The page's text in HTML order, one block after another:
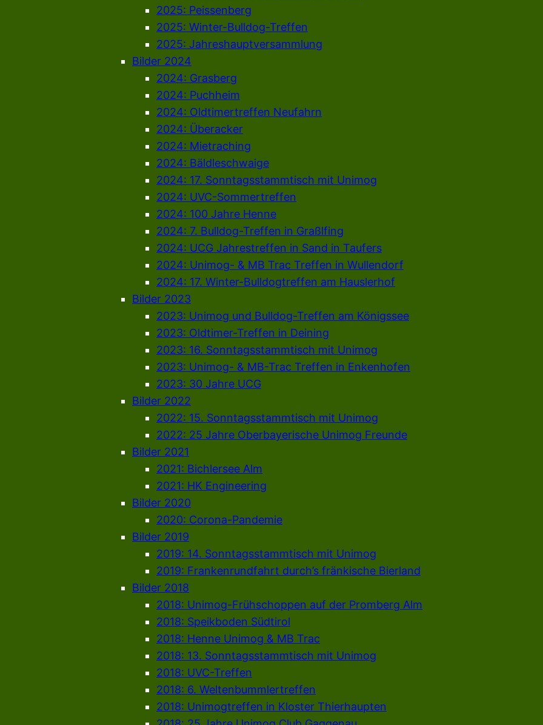
2025: Peissenberg
2025: Winter-Bulldog-Treffen
2025: Jahreshauptversammlung
Bilder 2024
2024: Grasberg
2024: Puchheim
2024: Oldtimertreffen Neufahrn
2024: Überacker
2024: Mietraching
2024: Bäldleschwaige
2024: 17. Sonntagsstammtisch mit Unimog
2024: UVC-Sommertreffen
2024: 100 Jahre Henne
2024: 7. Bulldog-Treffen in Graßlfing
2024: UCG Jahrestreffen in Sand in Taufers
2024: Unimog- & MB Trac Treffen in Wullendorf
2024: 17. Winter-Bulldogtreffen am Hauslerhof
Bilder 2023
2023: Unimog und Bulldog-Treffen am Königssee
2023: Oldtimer-Treffen in Deining
2023: 16. Sonntagsstammtisch mit Unimog
2023: Unimog- & MB-Trac Treffen in Enkenhofen
2023: 30 Jahre UCG
Bilder 2022
2022: 15. Sonntagsstammtisch mit Unimog
2022: 25 Jahre Oberbayerische Unimog Freunde
Bilder 2021
2021: Bichlersee Alm
2021: HK Engineering
Bilder 2020
2020: Corona-Pandemie
Bilder 2019
2019: 14. Sonntagsstammtisch mit Unimog
2019: Frankenrundfahrt durch’s fränkische Bierland
Bilder 2018
2018: Unimog-Frühschoppen auf der Promberg Alm
2018: Speikboden Südtirol
2018: Henne Unimog & MB Trac
2018: 13. Sonntagsstammtisch mit Unimog
2018: UVC-Treffen
2018: 6. Weltenbummlertreffen
2018: Unimogtreffen in Kloster Thierhaupten